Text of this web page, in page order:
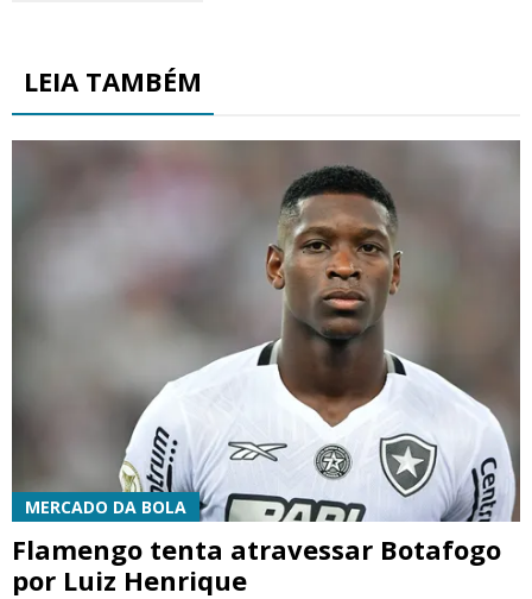
LEIA TAMBÉM
MERCADO DA BOLA
Flamengo tenta atravessar Botafogo
por Luiz Henrique